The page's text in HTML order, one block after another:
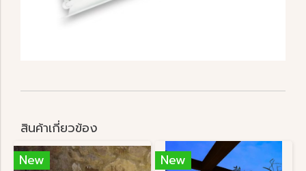
สินค้าเกี่ยวข้อง
New
New